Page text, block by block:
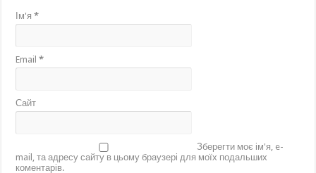
Ім'я*
Email*
Сайт
Зберегти моє ім'я, e-
mail, та адресу сайту в цьому браузері для моїх подальших
коментарів.